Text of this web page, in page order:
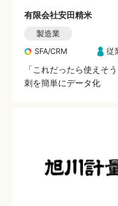
有限会社安田精米
製造業
SFA/CRM
従
「これだったら使えそ
刺を簡単にデータ化